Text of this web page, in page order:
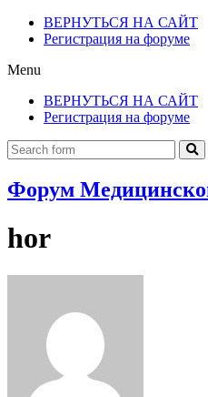
ВЕРНУТЬСЯ НА САЙТ
Регистрация на форуме
Menu
ВЕРНУТЬСЯ НА САЙТ
Регистрация на форуме
Форум
hor